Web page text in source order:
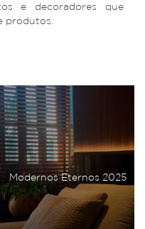
e decoradores que
produtos.
Modernos Eternos 2025